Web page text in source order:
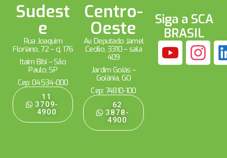
Sudest
e
Rua Joaquim
Floriano, 72 – cj. 176
Itaim Bibi – São
Paulo, SP
Cep: 04534-000
11
3709-
4900
Centro-
Oeste
Av. Deputado Jamel
Cecílio, 3310 – sala
409
Jardim Goiás –
Goiânia, GO
Cep: 74810-100
62
3878-
4900
Siga a SCA
BRASIL